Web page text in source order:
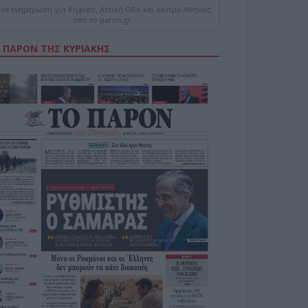
ενημέρωση για Κηφισό, Αττική Οδό και κέντρο Αθήνας
από το paron.gr
ΤΗΣ ΚΥΡΙΑΚΗΣ